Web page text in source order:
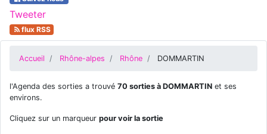
Tweeter
flux RSS
Accueil Rhône-alpes Rhône DOMMARTIN
l'Agenda des sorties a trouvé 70 sorties à DOMMARTIN et ses
environs.
Cliquez sur un marqueur pour voir la sortie